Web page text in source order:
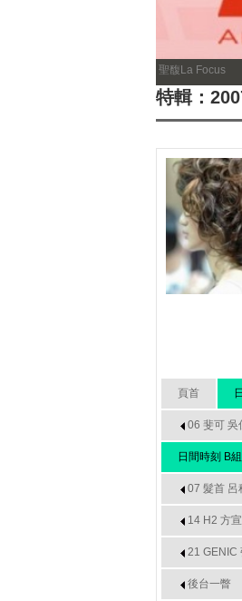
聖馥La Focus
特輯：
頁首
06 斐可 吳
日間時刻 B
07 髮首 呂
14 H2 方
21 GENIC
後台一瞥